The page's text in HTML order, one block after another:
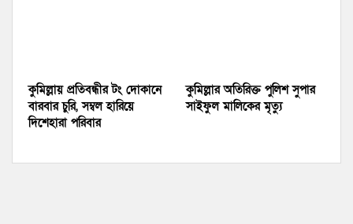
কুমিল্লায় প্রতিবন্ধীর টং দোকানে
বারবার চুরি, সম্বল হারিয়ে
দিশেহারা পরিবার
কুমিল্লার অতিরিক্ত পুলিশ সুপার
সাইফুল মালিকের মৃত্যু